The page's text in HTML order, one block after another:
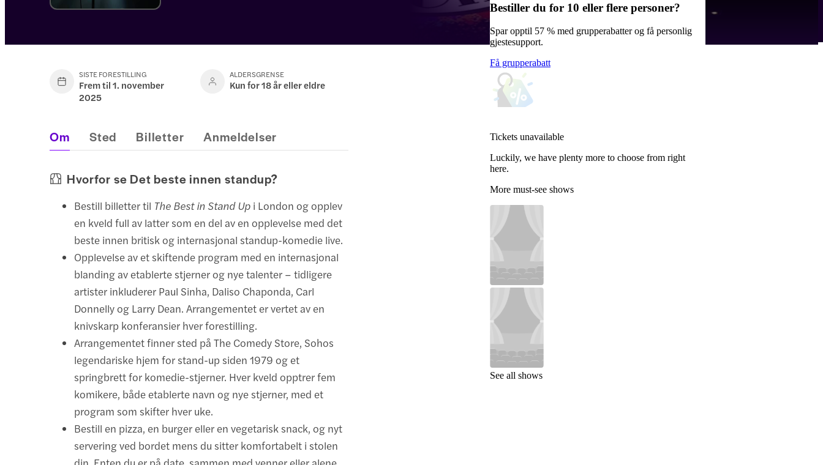
SISTE FORESTILLING
Frem til 1. november
2025
ALDERSGRENSE
Kun for 18 år eller eldre
Bestiller du for 10 eller flere personer?
Spar opptil 57 % med grupperabatter og få personlig
gjestesupport.
Få grupperabatt
Tickets unavailable
Luckily, we have plenty more to choose from right
here.
More must-see shows
See all shows
Om Sted Billetter Anmeldelser
Hvorfor se Det beste innen standup?
Bestill billetter til The Best in Stand Up i London og opplev
en kveld full av latter som en del av en opplevelse med det
beste innen britisk og internasjonal standup-komedie live.
Opplevelse av et skiftende program med en internasjonal
blanding av etablerte stjerner og nye talenter – tidligere
artister inkluderer Paul Sinha, Daliso Chaponda, Carl
Donnelly og Larry Dean. Arrangementet er vertet av en
knivskarp konferansier hver forestilling.
Arrangementet finner sted på The Comedy Store, Sohos
legendariske hjem for stand-up siden 1979 og et
springbrett for komedie-stjerner. Hver kveld opptrer fem
komikere, både etablerte navn og nye stjerner, med et
program som skifter hver uke.
Bestill en pizza, en burger eller en vegetarisk snack, og nyt
servering ved bordet mens du sitter komfortabelt i stolen